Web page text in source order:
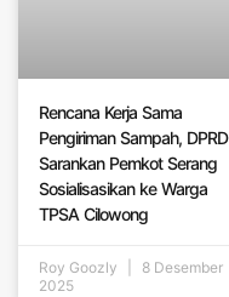
Rencana Kerja Sama
Pengiriman Sampah, DPRD
Sarankan Pemkot Serang
Sosialisasikan ke Warga
TPSA Cilowong
Roy Goozly
8 Desember
2025